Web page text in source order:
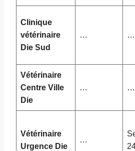
Clinique
vétérinaire
Die Sud
… …
Vétérinaire
Centre Ville
Die
… …
Vétérinaire
Urgence Die
…